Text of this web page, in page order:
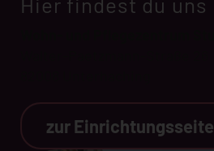
zur Einrichtungsseite